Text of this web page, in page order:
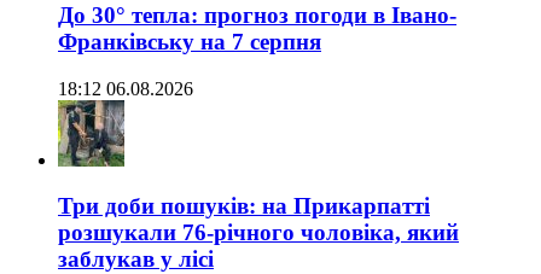
До 30° тепла: прогноз погоди в Івано-
Франківську на 7 серпня
18:12 06.08.2026
Три доби пошуків: на Прикарпатті
розшукали 76-річного чоловіка, який
заблукав у лісі